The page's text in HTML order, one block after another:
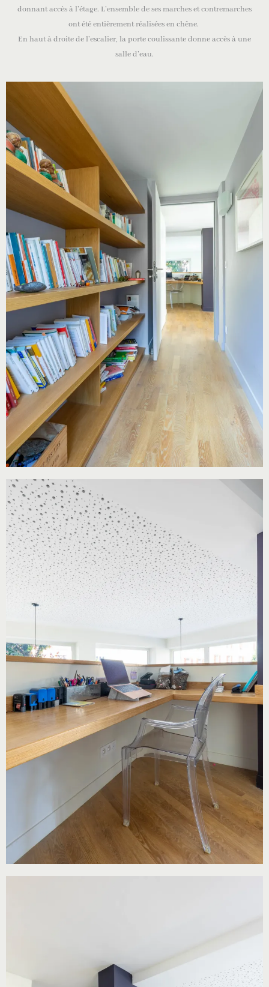
donnant accès à l’étage. L’ensemble de ses marches et contremarches
ont été entièrement réalisées en chêne.
En haut à droite de l’escalier, la porte coulissante donne accès à une
salle d’eau.